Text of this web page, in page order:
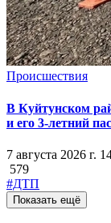
Происшествия
В Куйтунском
и его 3-летний
7 августа 2026 г.
579
#ДТП
Показать ещё